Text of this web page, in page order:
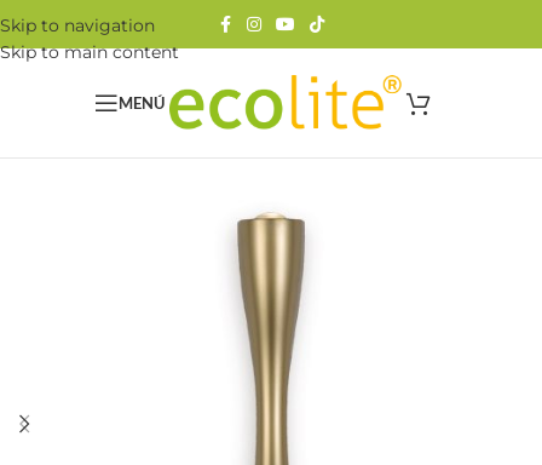
Skip to navigation
Skip to main content
MENÚ